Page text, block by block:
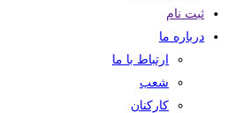
ثبت نام
درباره ما
ارتباط با ما
شعب
کارکنان